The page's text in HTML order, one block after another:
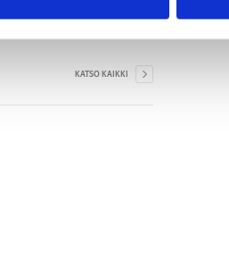
KATSO KAIKKI